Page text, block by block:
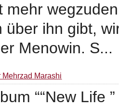
mehr
über ihn gibt,
Menowin. S...
Mehrzad Marashi
““New Life